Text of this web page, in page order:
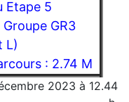
Etape 5
GR3
L)
: 2.74 M
2023 à 12.44